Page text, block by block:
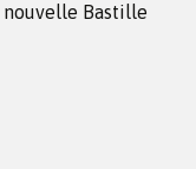
nouvelle Bastille